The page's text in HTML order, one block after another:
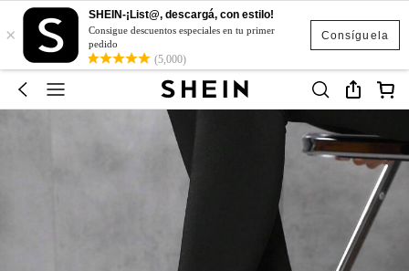
Consíguela
×
SHEIN-¡List@, descargá, con estilo!
Consigue descuentos especiales en tu primer
pedido
(5,000)